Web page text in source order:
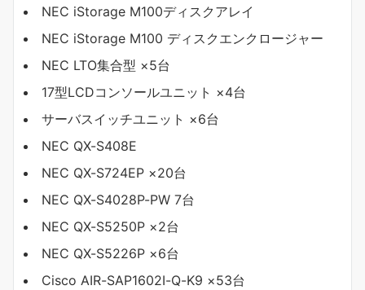
NEC iStorage M100ディスクアレイ
NEC iStorage M100 ディスクエンクロージャー
NEC LTO集合型 ×5台
17型LCDコンソールユニット ×4台
サーバスイッチユニット ×6台
NEC QX-S408E
NEC QX-S724EP ×20台
NEC QX-S4028P-PW 7台
NEC QX-S5250P ×2台
NEC QX-S5226P ×6台
Cisco AIR-SAP1602I-Q-K9 ×53台